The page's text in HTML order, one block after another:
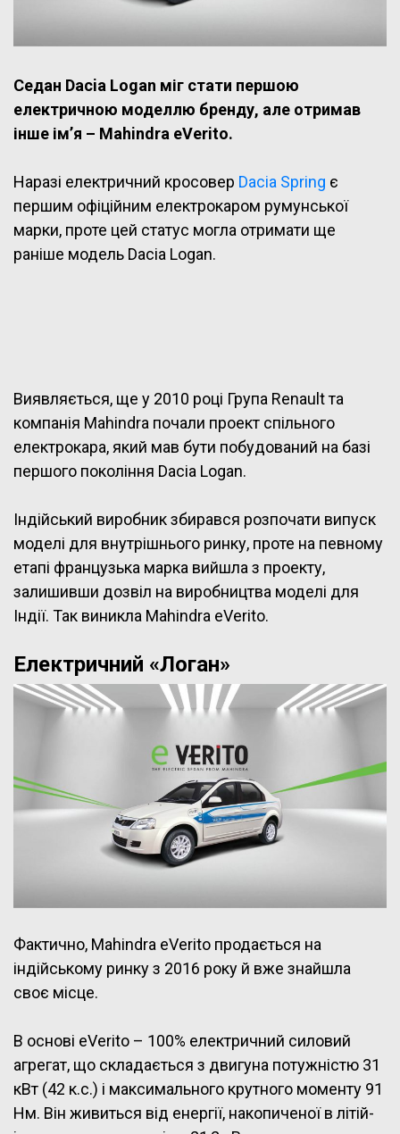
Седан Dacia Logan міг стати першою
електричною моделлю бренду, але отримав
інше ім’я – Mahindra eVerito.
Наразі електричний кросовер Dacia Spring є
першим офіційним електрокаром румунської
марки, проте цей статус могла отримати ще
раніше модель Dacia Logan.
Виявляється, ще у 2010 році Група Renault та
компанія Mahindra почали проект спільного
електрокара, який мав бути побудований на базі
першого покоління Dacia Logan.
Індійський виробник збирався розпочати випуск
моделі для внутрішнього ринку, проте на певному
етапі французька марка вийшла з проекту,
залишивши дозвіл на виробництва моделі для
Індії. Так виникла Mahindra eVerito.
Електричний «Логан»
Фактично, Mahindra eVerito продається на
індійському ринку з 2016 року й вже знайшла
своє місце.
В основі eVerito – 100% електричний силовий
агрегат, що складається з двигуна потужністю 31
кВт (42 к.с.) і максимального крутного моменту 91
Нм. Він живиться від енергії, накопиченої в літій-